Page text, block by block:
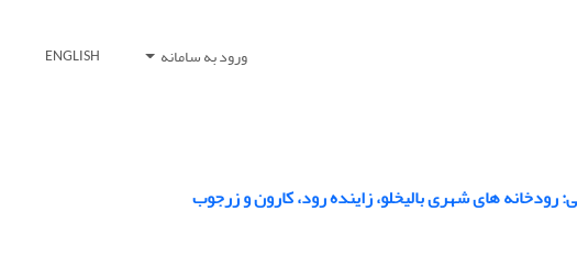
ورود به سامانه ENGLISH
رودخانه های شهری بالیخلو، زاینده رود، کارون و زرجوب